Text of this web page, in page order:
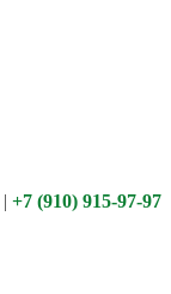
| +7 (910) 915-97-97